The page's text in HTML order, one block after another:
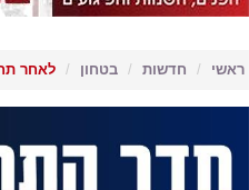
ראשי חדשות בטחון לאחר